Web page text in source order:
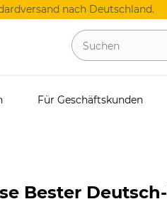
nach Deutschland.
Für Geschäftskunden
Bester